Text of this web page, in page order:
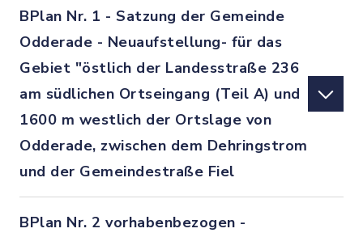
BPlan Nr. 1 - Satzung der Gemeinde
Odderade - Neuaufstellung- für das
Gebiet "östlich der Landesstraße 236
am südlichen Ortseingang (Teil A) und
1600 m westlich der Ortslage von
Odderade, zwischen dem Dehringstrom
und der Gemeindestraße Fiel
BPlan Nr. 2 vorhabenbezogen -